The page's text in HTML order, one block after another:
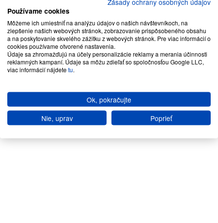
Používame cookies
Môžeme ich umiestniť na analýzu údajov o našich návštevníkoch, na
zlepšenie našich webových stránok, zobrazovanie prispôsobeného obsahu
a na poskytovanie skvelého zážitku z webových stránok. Pre viac informácií o
cookies používame otvorené nastavenia.
Údaje sa zhromažďujú na účely personalizácie reklamy a merania účinnosti
reklamných kampaní. Údaje sa môžu zdieľať so spoločnosťou Google LLC,
viac informácií nájdetetu
Ok, pokračujte
Nie, uprav
Poprieť